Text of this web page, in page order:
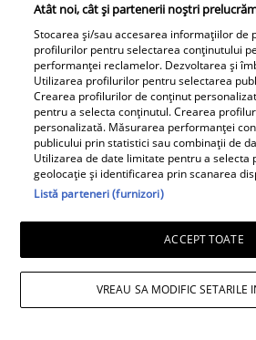
Cu ce se ocupă, de fapt,
Eram. Soțul Andreei
complet o localitate din
Atât noi, cât și partenerii noștri
Stocarea și/sau accesarea informațiilor de
profilurilor pentru selectarea conținutului
performanței reclamelor. Dezvoltarea și
Utilizarea profilurilor pentru selectarea
Crearea profilurilor de conținut
pentru a selecta conținutul. Crearea
personalizată. Măsurarea performanței
publicului prin statistici sau combinații de
Utilizarea de date limitate pentru a selecta
geolocație și identificarea prin scanarea
Listă parteneri (furnizori)
ACCEPT TOATE
VREAU SA MODIFIC SETARILE